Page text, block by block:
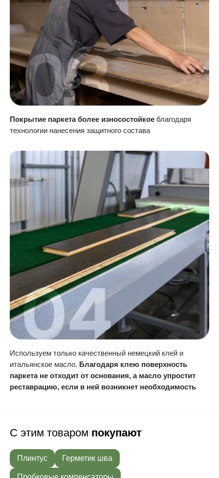
Покрытие паркета более износостойкое благодаря
технологии нанесения защитного состава
Используем только качественный немецкий клей и
итальянское масло. Благодаря клею поверхность
паркета не отходит от основания, а масло упростит
реставрацию, если в ней возникнет необходимость
С этим товаром покупают
Плинтус Герметик шва